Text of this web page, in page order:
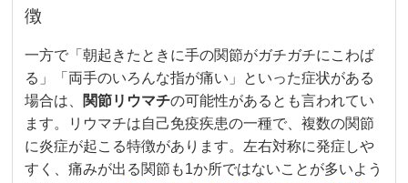
徴
一方で「朝起きたときに手の関節がガチガチにこわば
る」「両手のいろんな指が痛い」といった症状がある
場合は、
関節リウマチの可能性があるとも言われてい
ます。リウマチは自己免疫疾患の一種で、複数の関節
に炎症が起こる特徴があります。左右対称に発症しや
すく、痛みが出る関節も1か所ではないことが多いよう